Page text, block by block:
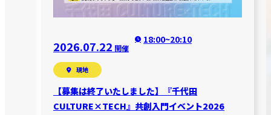
2026.07.22 開催
18:00~20:10
現地
【募集は終了いたしました】『千代田
CULTURE×TECH』共創入門イベント2026